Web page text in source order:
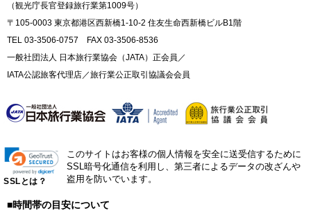
（観光庁長官登録旅行業第1009号）
〒105-0003 東京都港区西新橋1-10-2 住友生命西新橋ビルB1階
TEL 03-3506-0757 FAX 03-3506-8536
一般社団法人 日本旅行業協会（JATA）正会員／
IATA公認旅客代理店／旅行業公正取引協議会会員
SSLとは？
このサイトはお客様の個人情報を安全に送受信するために
SSL暗号化通信を利用し、第三者によるデータの改ざんや
盗用を防いでいます。
■時間帯の目安について